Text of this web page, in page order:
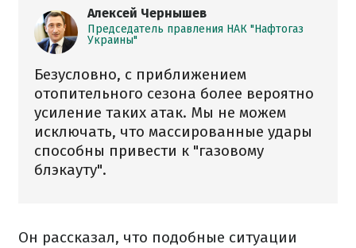
Алексей Чернышев
Председатель правления НАК "Нафтогаз
Украины"
Безусловно, с приближением
отопительного сезона более вероятно
усиление таких атак. Мы не можем
исключать, что массированные удары
способны привести к "газовому
блэкауту".
Он рассказал, что подобные ситуации